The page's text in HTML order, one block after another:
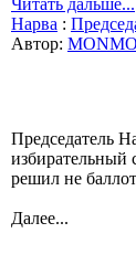
Читать дальше...
Нарва :
Автор:
Председатель
избирательный
решил не
Далее...